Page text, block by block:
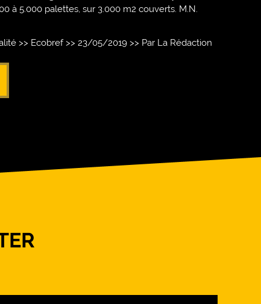
à 5.000 palettes, sur 3.000 m2 couverts. M.N.
>> Ecobref >> 23/05/2019 >> Par La Rédaction